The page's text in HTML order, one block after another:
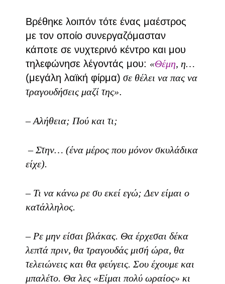
Βρέθηκε λοιπόν τότε ένας μαέστρος
με τον οποίο συνεργαζόμασταν
κάποτε σε νυχτερινό κέντρο και μου
τηλεφώνησε λέγοντάς μου: «Θέμη, η…
(μεγάλη λαϊκή φίρμα) σε θέλει να πας να
τραγουδήσεις μαζί της».
– Αλήθεια; Πού και τι;
– Στην… (ένα μέρος που μόνον σκυλάδικα
είχε).
– Τι να κάνω ρε συ εκεί εγώ; Δεν είμαι ο
κατάλληλος.
– Ρε μην είσαι βλάκας. Θα έρχεσαι δέκα
λεπτά πριν, θα τραγουδάς μισή ώρα, θα
τελειώνεις και θα φεύγεις. Σου έχουμε και
μπαλέτο. Θα λες «Είμαι πολύ ωραίος» κι